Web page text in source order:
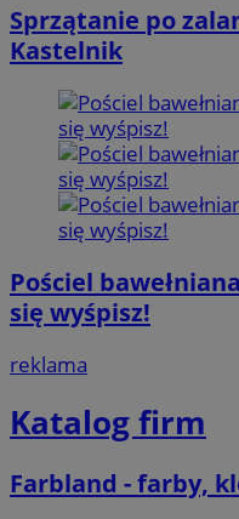
Sprzątanie po
Kastelnik
Pościel
się wyśpisz!
reklama
Katalog firm
Farbland - farby,